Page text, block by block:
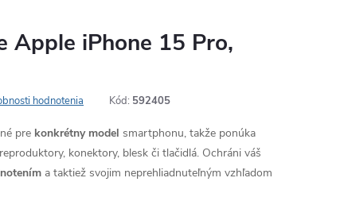
Apple iPhone 15 Pro,
hodnotenia Kód: 592405
pre konkrétny model smartphonu, takže ponúka
konektory, blesk či tlačidlá. Ochráni váš
a taktiež svojim neprehliadnuteľným vzhľadom